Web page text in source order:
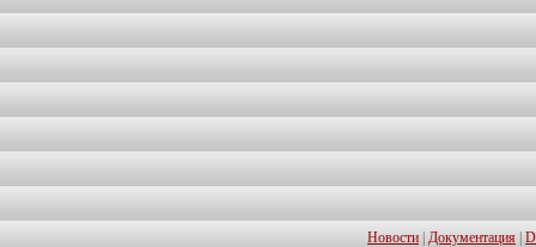
Новости Документация